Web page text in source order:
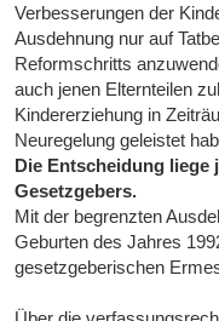
Verbesserungen der
Ausdehnung nur auf
Reformschritts
auch jenen Elternteilen
Kindererziehung in
Neuregelung geleistet
Die Entscheidung liege
Gesetzgebers.
Mit der begrenzten
Geburten des Jahres
gesetzgeberischen